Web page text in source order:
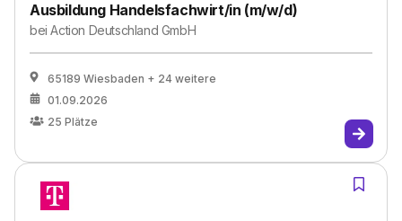
Ausbildung Handelsfachwirt/in (m/w/d)
beiAction Deutschland GmbH
65189 Wiesbaden + 24 weitere
01.09.2026
25 Plätze